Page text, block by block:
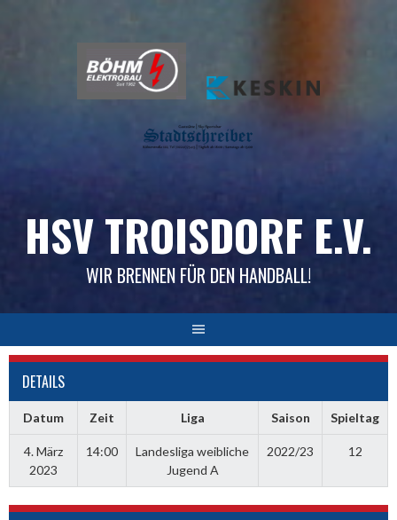
HSV TROISDORF E.V.
WIR BRENNEN FÜR DEN HANDBALL!
DETAILS
Datum Zeit Liga Saison Spieltag
4. März
2023
14:00
Landesliga weibliche
Jugend A
2022/23 12